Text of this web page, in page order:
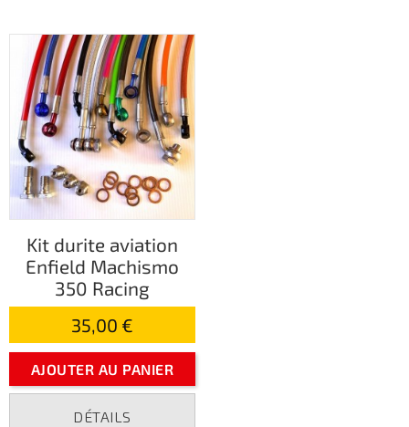
Kit durite aviation
Enfield Machismo
350 Racing
35,00 €
AJOUTER AU PANIER
DÉTAILS